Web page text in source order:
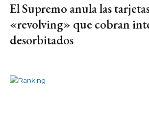
El Supremo anula las
«revolving» que cobran
desorbitados